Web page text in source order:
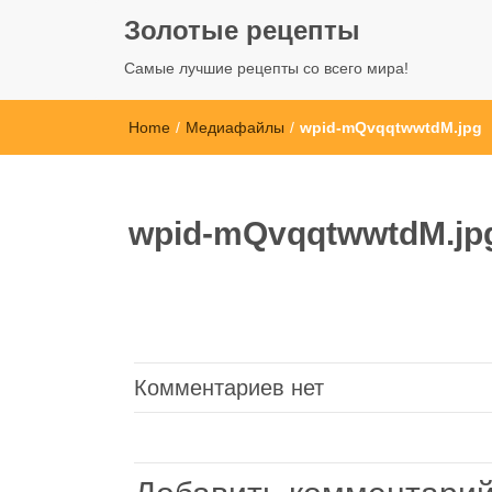
Золотые рецепты
Самые лучшие рецепты со всего мира!
Home / Медиафайлы / wpid-mQvqqtwwtdM.jpg
wpid-
Комментариев нет